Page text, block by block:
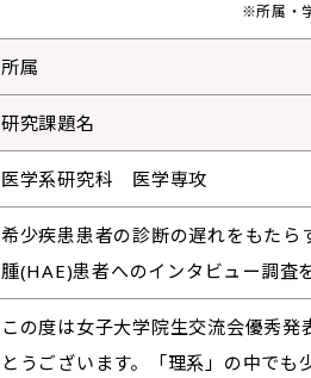
※所属・
所属
研究課題名
医学系研究科 医学専攻
希少疾患患者の診断の遅れをもた
腫(HAE)患者へのインタビュー調査
この度は女子大学院生交流会優秀
とうございます。「理系」の中で